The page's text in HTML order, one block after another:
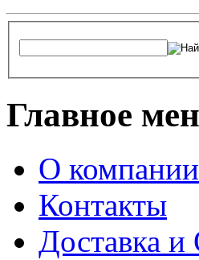
Главное
О
Контакты
Доставка и